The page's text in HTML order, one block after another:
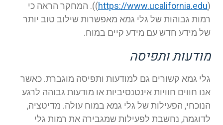
(https://www.ucalifornia.edu )). המחקר הראה כי
רמות גבוהות של גלי גמא מאפשרות שילוב טוב יותר
של מידע חדש עם מידע קיים במוח.
מודעות ותפיסה
גלי גמא קשורים גם למודעות ותפיסה מוגברת. כאשר
אנו חווים חוויות אינטנסיביות או מודעות גבוהה לרגע
הנוכחי, הפעילות של גלי גמא במוח עולה. מדיטציה,
לדוגמה, נחשבת לפעילות שמגבירה את רמות גלי